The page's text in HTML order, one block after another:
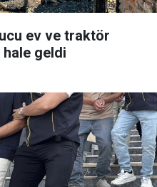
ev ve traktör
hale geldi